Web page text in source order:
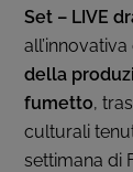
Set – LIVE
della
fumetto,
culturali
settimana di